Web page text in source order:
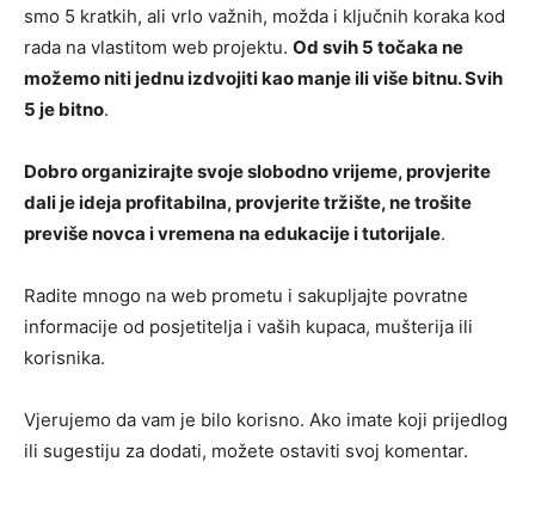
smo 5 kratkih, ali vrlo važnih, možda i ključnih koraka kod
rada na vlastitom web projektu. Od svih 5 točaka ne
možemo niti jednu izdvojiti kao manje ili više bitnu. Svih
5 je bitno.
Dobro organizirajte svoje slobodno vrijeme, provjerite
dali je ideja profitabilna, provjerite tržište, ne trošite
previše novca i vremena na edukacije i tutorijale.
Radite mnogo na web prometu i sakupljajte povratne
informacije od posjetitelja i vaših kupaca, mušterija ili
korisnika.
Vjerujemo da vam je bilo korisno. Ako imate koji prijedlog
ili sugestiju za dodati, možete ostaviti svoj komentar.